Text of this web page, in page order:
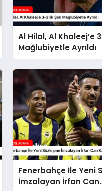
Al Hilal, Al Khaleej’e
Mağlubiyetle Ayrıldı
Fenerbahçe İle Yeni
İmzalayan İrfan Can